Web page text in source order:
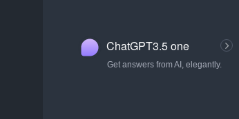
ChatGPT3.5 one
Get answers from AI, elegantly.